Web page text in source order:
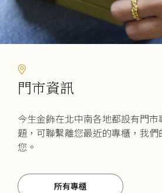
門市資訊
今生金飾在北中南各地都設有門
題，可聯繫離您最近的專櫃，我
您。
所有專櫃